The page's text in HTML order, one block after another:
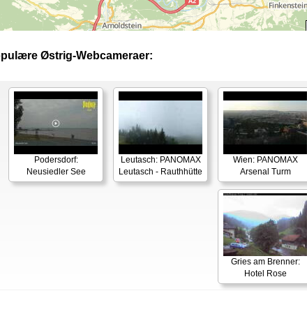
Østrig-Webcameraer:
Podersdorf:
Neusiedler See
Leutasch: PANOMAX
Leutasch - Rauthhütte
Wien: PANOMAX
Arsenal Turm
Gries am Brenner:
Hotel Rose